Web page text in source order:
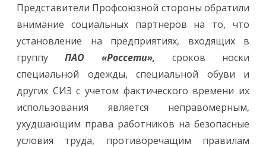
Представители Профсоюзной стороны обратили
внимание социальных партнеров на то, что
установление на предприятиях, входящих в
группуПАО «Россети», сроков носки
специальной одежды, специальной обуви и
других СИЗ с учетом фактического времени их
использования является неправомерным,
ухудшающим права работников на безопасные
условия труда, противоречащим правилам